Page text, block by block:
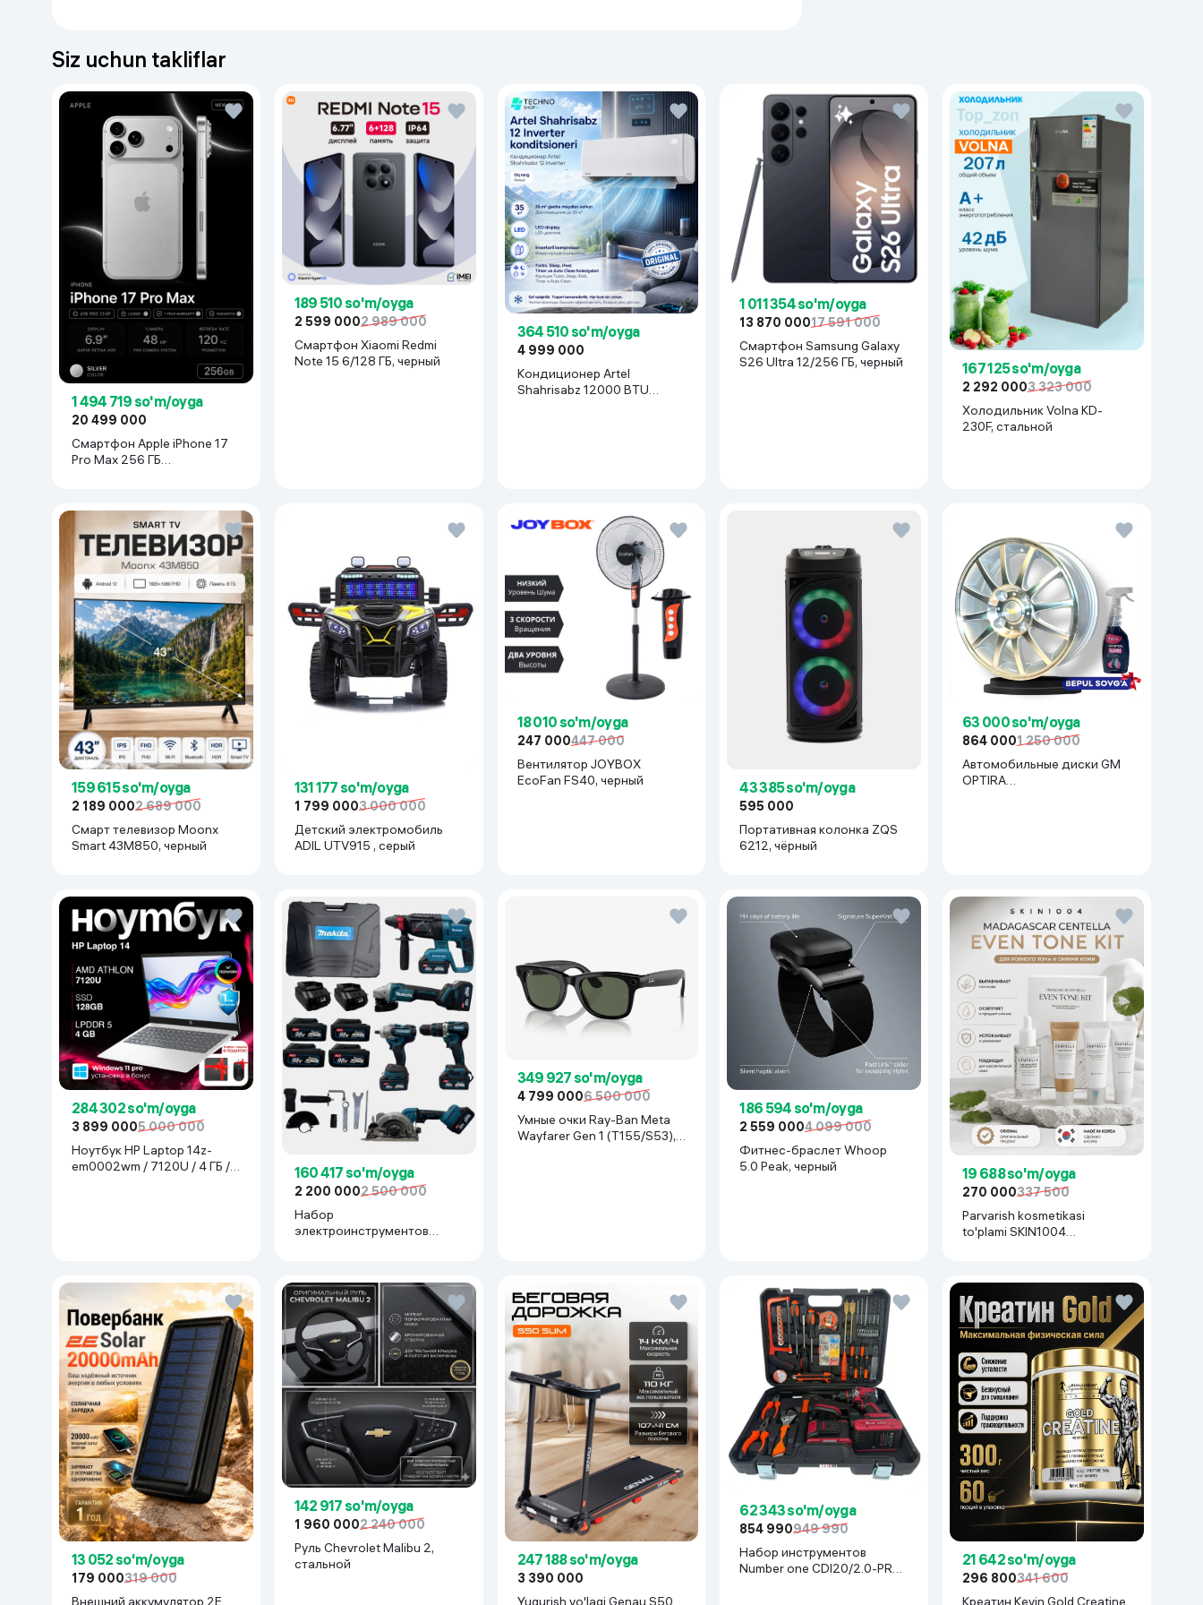
BILAN TO‘YINTIRISH VA DETOKS, 400 ml)
ekstrakti terini A va C vitaminlari bilan to‘yintirib, unga yorqinlik baxsh etadi,
shu bilan birgalilavadi (plyumeriya) drenaj xususiyatlariga ega bo‘lib,toksinlarni
chiqarishgava terining umumiy holatini yaxshilashga yordam beradi. Terida mayin
tropik hid qoldiradi.
Siz uchun takliflar
1 494 719 so'm/oyga
20 499 000
Смартфон Apple iPhone 17
Pro Max 256 ГБ
189 510 so'm/oyga
2 599 0002 989 000
Смартфон Xiaomi Redmi
Note 15 6/128 ГБ, черный
364 510 so'm/oyga
4 999 000
Кондиционер Artel
Shahrisabz 12000 BTU
1 011 354 so'm/oyga
13 870 00017 591 000
Смартфон Samsung Galaxy
S26 Ultra 12/256 ГБ, черный
167 125 so'm/oyga
2 292 0003 323 000
Холодильник Volna KD-
230F, стальной
159 615 so'm/oyga
2 189 0002 689 000
Смарт телевизор Moonx
Smart 43M850, черный
131 177 so'm/oyga
1 799 0003 000 000
Детский электромобиль
ADIL UTV915 , серый
18 010 so'm/oyga
247 000447 000
Вентилятор JOYBOX
EcoFan FS40, черный
43 385 so'm/oyga
595 000
Портативная колонка ZQS
6212, чёрный
63 000 so'm/oyga
864 0001 250 000
Автомобильные диски GM
OPTIRA
284 302 so'm/oyga
3 899 0005 000 000
Ноутбук HP Laptop 14z-
em0002wm / 7120U / 4 ГБ /
160 417 so'm/oyga
2 200 0002 500 000
Набор
электроинструментов
349 927 so'm/oyga
4 799 0006 500 000
Умные очки Ray-Ban Meta
Wayfarer Gen 1 (T155/S53),
186 594 so'm/oyga
2 559 0004 099 000
Фитнес-браслет Whoop
5.0 Peak, черный
19 688 so'm/oyga
270 000337 500
Parvarish kosmetikasi
to'plami SKIN1004
13 052 so'm/oyga
179 000319 000
Внешний аккумулятор 2E
142 917 so'm/oyga
1 960 0002 240 000
Руль Chevrolet Malibu 2,
cтальной
247 188 so'm/oyga
3 390 000
Yugurish yo'lagi Genau S50
62 343 so'm/oyga
854 990949 990
Набор инструментов
Number one CDI20/2.0-PRO-
21 642 so'm/oyga
296 800341 600
Креатин Kevin Gold Creatine